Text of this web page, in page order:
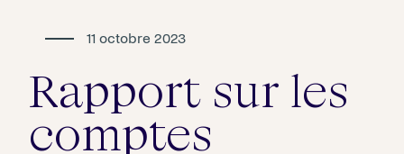
11 octobre 2023
Rapport sur les
comptes